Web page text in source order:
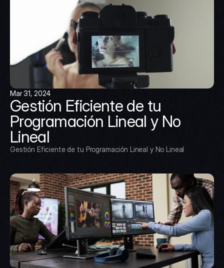
Mar 31, 2024
Gestión Eficiente de tu
Programación Lineal y No
Lineal
Gestión Eficiente de tu Programación Lineal y No Lineal